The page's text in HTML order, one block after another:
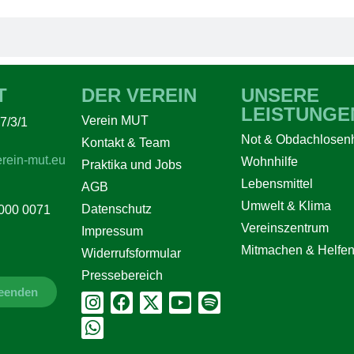
3/1
mut.eu
0071
DER VEREIN
Verein MUT
Kontakt & Team
Praktika und Jobs
AGB
Datenschutz
Impressum
Widerrufsformular
Pressebereich
UNSERE
Not &
Wohnhilfe
Lebensmittel
Umwelt & Klima
Vereinszentrum
Mitmachen &